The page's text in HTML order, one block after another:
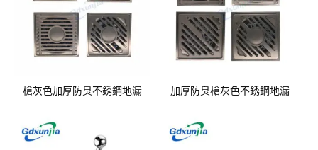
槍灰色加厚防臭不銹鋼地漏 加厚防臭槍灰色不銹鋼地漏